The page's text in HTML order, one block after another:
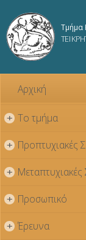
Τμήμα
ΤΕΙ
Αρχική
+ Το τμήμα
+ Προπτυχιακές
+
+ Προσωπικό
+ Έρευνα